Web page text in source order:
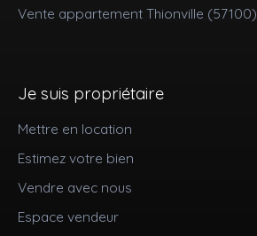
Vente appartement Thionville (57100)
Je suis propriétaire
Mettre en location
Estimez votre bien
Vendre avec nous
Espace vendeur